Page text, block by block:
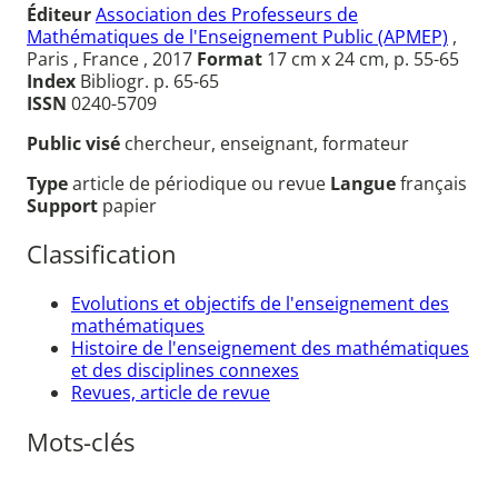
ÉditeurAssociation des Professeurs de
Mathématiques de l'Enseignement Public (APMEP) ,
Paris , France , 2017 Format 17 cm x 24 cm, p. 55-65
Index Bibliogr. p. 65-65
ISSN 0240-5709
Public visé chercheur, enseignant, formateur
Typearticle de périodique ou revue Languefrançais
Support papier
Classification
Evolutions et objectifs de l'enseignement des
mathématiques
Histoire de l'enseignement des mathématiques
et des disciplines connexes
Revues, article de revue
Mots-clés